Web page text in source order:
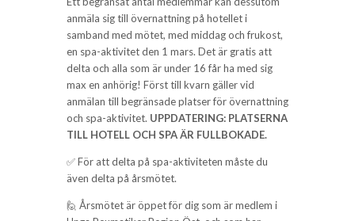
anmäla sig till övernattning på hotellet i
samband med mötet, med middag och frukost,
en spa-aktivitet den 1 mars. Det är gratis att
delta och alla som är under 16 får ha med sig
max en anhörig! Först till kvarn gäller vid
anmälan till begränsade platser för övernattning
och spa-aktivitet. UPPDATERING: PLATSERNA
TILL HOTELL OCH SPA ÄR FULLBOKADE.
✅ För att delta på spa-aktiviteten måste du
även delta på årsmötet.
🙋 Årsmötet är öppet för dig som är medlem i